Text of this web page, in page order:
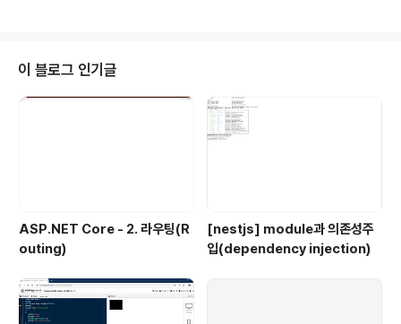
이 블로그 인기글
ASP.NET Core - 2. 라우팅(R
outing)
[nestjs] module과 의존성주
입(dependency injection)